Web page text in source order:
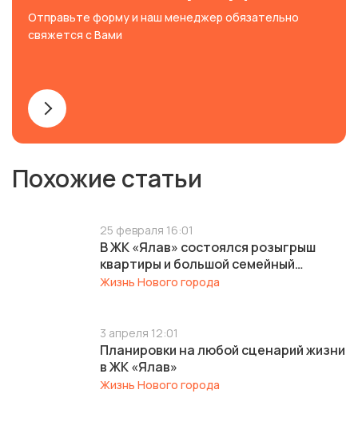
Отправьте форму и наш менеджер обязательно
свяжется с Вами
Похожие статьи
25 февраля 16:01
В ЖК «Ялав» состоялся розыгрыш
квартиры и большой семейный
праздник - Масленица
Жизнь Нового города
3 апреля 12:01
Планировки на любой сценарий жизни
в ЖК «Ялав»
Жизнь Нового города